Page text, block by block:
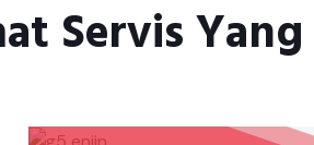
Servis